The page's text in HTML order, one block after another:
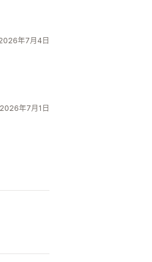
年7月4日
2026年7月1日